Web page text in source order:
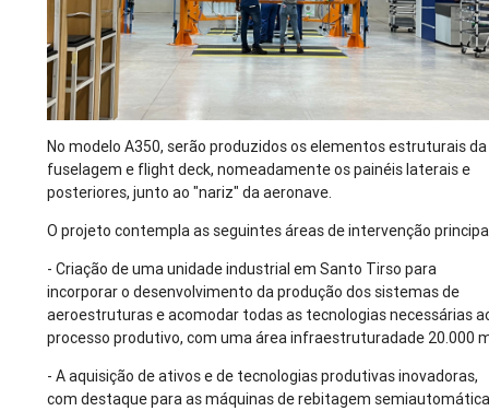
No modelo A350, serão produzidos os elementos estruturais da
fuselagem e flight deck, nomeadamente os painéis laterais e
posteriores, junto ao "nariz" da aeronave.
O projeto contempla as seguintes áreas de intervenção
- Criação de uma unidade industrial em Santo Tirso para
incorporar o desenvolvimento da produção dos sistemas de
aeroestruturas e acomodar todas as tecnologias necessárias
processo produtivo, com uma área infraestruturadade 20.000
- A aquisição de ativos e de tecnologias produtivas inovadoras,
com destaque para as máquinas de rebitagem